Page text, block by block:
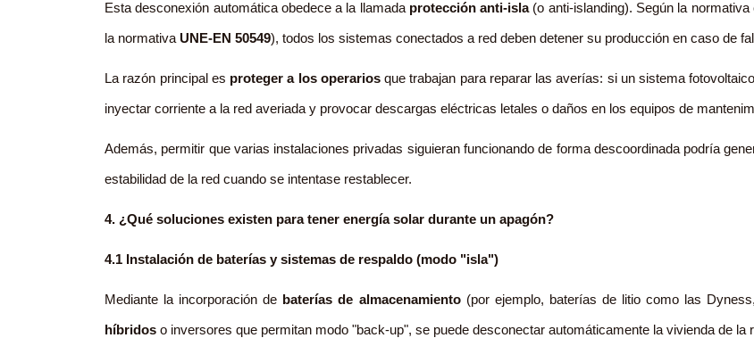
Esta desconexión automática obedece a la llamada protección anti-isla(o anti-islanding). Según la normativa
la normativa UNE-EN 50549), todos los sistemas conectados a red deben detener su producción en caso de
La razón principal es proteger a los operariosque trabajan para reparar las averías: si un sistema
inyectar corriente a la red averiada y provocar descargas eléctricas letales o daños en los equipos de
Además, permitir que varias instalaciones privadas siguieran funcionando de forma descoordinada podría
estabilidad de la red cuando se intentase restablecer.
4. ¿Qué soluciones existen para tener energía solar durante un apagón?
4.1 Instalación de baterías y sistemas de respaldo (modo "isla")
Mediante la incorporación de baterías de almacenamiento(por ejemplo, baterías de litio como las
híbridos o inversores que permitan modo "back-up", se puede desconectar automáticamente la vivienda de la